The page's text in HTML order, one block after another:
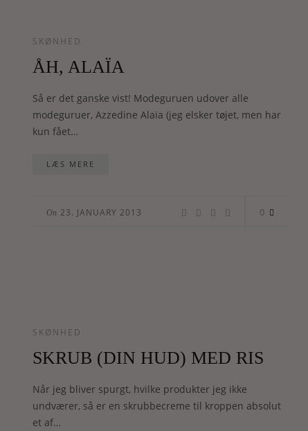
SKØNHED
ÅH, ALAÏA
Så er det ganske vist! Modeguruen udover alle
modeguruer, Azzedine Alaïa (jeg elsker tøjet, men har
kun fået…
LÆS MERE
On 23. JANUARY 2013 0
SKØNHED
SKRUB (DIN HUD) MED RIS
Når jeg bliver spurgt, hvilke produkter jeg ikke
undværer, så er en skrubbecreme til kroppen absolut
et af…